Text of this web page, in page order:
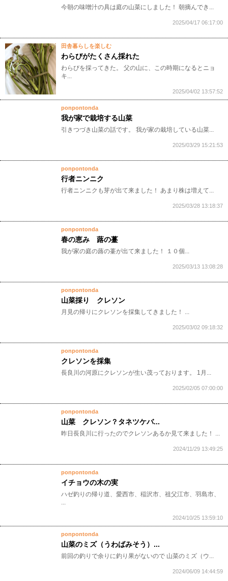
今朝の味噌汁の具は庭の山菜にしました！ 朝摘んでき...
2025/04/17 06:17:00
田舎暮らしを楽しむ
わらびがたくさん採れた
わらびを採ってきた。 父の山に、この時期になるとニョ
キ...
2025/04/02 13:57:52
ponpontonda
我が家で栽培する山菜
引きつづき山菜の話です。 我が家の栽培している山菜...
2025/03/29 15:21:53
ponpontonda
行者ニンニク
行者ニンニクも芽が出て来ました！ あまり株は増えて...
2025/03/28 13:18:37
ponpontonda
春の恵み 蕗の薹
我が家の庭の蕗の薹が出て来ました！ １０個...
2025/03/13 13:08:28
ponpontonda
山菜採り クレソン
月見の帰りにクレソンを採集してきました！ ...
2025/03/02 09:18:32
ponpontonda
クレソンを採集
長良川の河原にクレソンが生い茂っております。 1月...
2025/02/05 07:00:00
ponpontonda
山菜 クレソン？タネツケバ...
昨日長良川に行ったのでクレソンあるか見て来ました！ ...
2024/11/29 13:49:25
ponpontonda
イチョウの木の実
ハゼ釣りの帰り道、愛西市、稲沢市、祖父江市、羽島市、
2024/10/25 13:59:10
ponpontonda
山菜のミズ（うわばみそう）...
前回の釣りで余りに釣り果がないので 山菜のミズ（ウ...
2024/06/09 14:44:59